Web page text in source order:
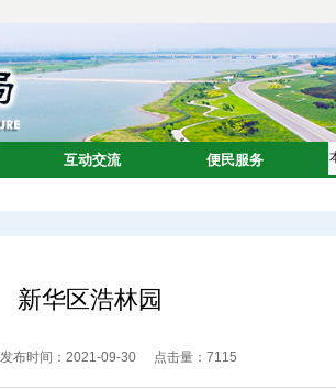
新华区浩林园
发布时间：2021-09-30 点击量： 7115